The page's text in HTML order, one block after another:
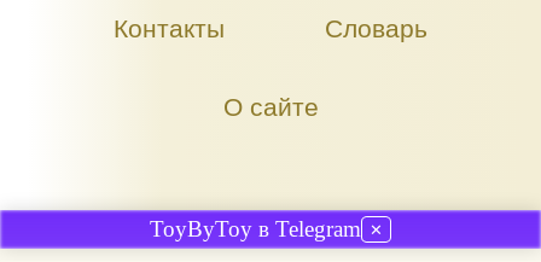
Контакты Словарь
О сайте
ToyByToy в Telegram ✕